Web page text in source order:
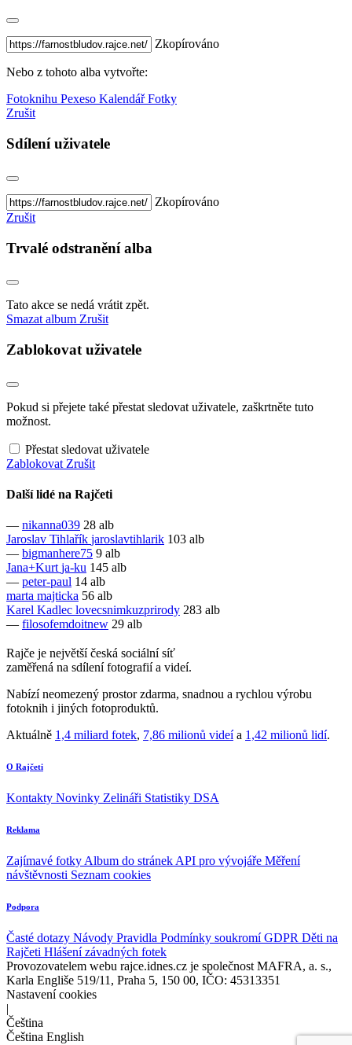
Zkopírováno
Nebo z tohoto alba vytvořte:
Fotoknihu Pexeso KalendářFotky
Zrušit
Sdílení uživatele
Zkopírováno
Zrušit
Trvalé odstranění alba
Tato akce se nedá vrátit zpět.
Smazat album Zrušit
Zablokovat uživatele
Pokud si přejete také přestat sledovat uživatele, zaškrtněte tuto
možnost.
Přestat sledovat uživatele
Zablokovat Zrušit
Další lidé na Rajčeti
— nikanna039 28 alb
Jaroslav Tihlařík jaroslavtihlarik 103 alb
— bigmanhere75 9 alb
Jana+Kurt ja-ku 145 alb
— peter-paul 14 alb
marta majticka 56 alb
Karel Kadlec lovecsnimkuzprirody 283 alb
— filosofemdoitnew 29 alb
Rajče je největší česká sociální síť
zaměřená na sdílení fotografií a videí.
Nabízí neomezený prostor zdarma, snadnou a rychlou výrobu
fotoknih i jiných fotoproduktů.
Aktuálně 1,4 miliard fotek, 7,86 milionů videía 1,42 milionů lidí.
O Rajčeti
Kontakty Novinky Zelináři Statistiky DSA
Reklama
Zajímavé fotky Album do stránek API pro vývojáře Měření
návštěvnosti Seznam cookies
Podpora
Časté dotazy Návody Pravidla Podmínky soukromíGDPR Děti na
Rajčeti Hlášení závadných fotek
Provozovatelem webu rajce.idnes.cz je společnost MAFRA, a. s.,
Karla Engliše 519/11, Praha 5, 150 00, IČO: 45313351
Nastavení cookies
|
Čeština
Čeština English